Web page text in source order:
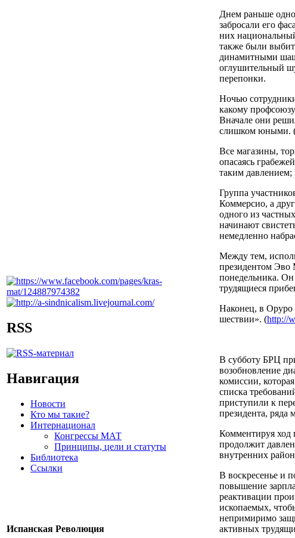
RSS
Навигация
Новости
Кто мы такие?
Интернационал
Конгрессы МАТ
Принципы, цели и статуты
Библиотека
Ссылки
Испанская Революция
Днем раньше
забросали его
них
также были
динамитными
оглушительный
перепонки.
Ночью
какому
Вначале они
слишком юными.
Все магазины,
опасаясь
таким давлением;
Группа
Коммерсио, а
одного из
начинают
немедленно
Между тем,
президентом Эво
понедельника.
трудящиеся
Наконец, в Оруро
шествии». (http://
В субботу БРЦ
возобновление
комиссии,
списка
приступили к
президента, ряда
Комментируя ход
продолжит
внутренних
В воскресенье и
повышение
реактивации
ископаемых,
непримиримо
активных